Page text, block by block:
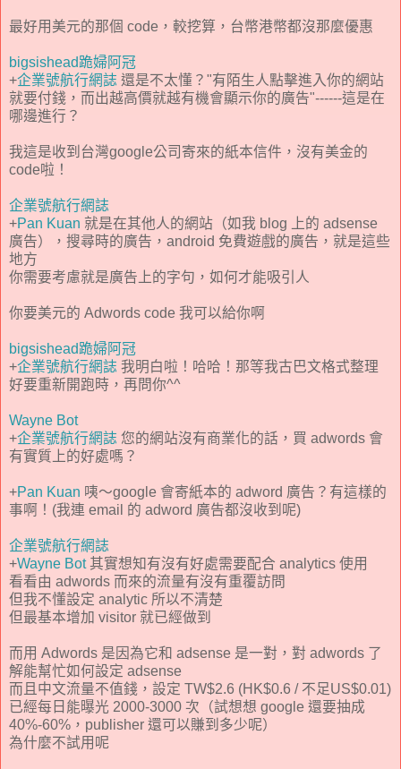
最好用美元的那個 code，較挖算，台幣港幣都沒那麼優惠
bigsishead跪婦阿冠
+企業號航行網誌 還是不太懂？"有陌生人點擊進入你的網站
就要付錢，而出越高價就越有機會顯示你的廣告"------這是在
哪邊進行？
我這是收到台灣google公司寄來的紙本信件，沒有美金的
code啦！
企業號航行網誌
+Pan Kuan 就是在其他人的網站（如我 blog 上的 adsense
廣告），搜尋時的廣告，android 免費遊戲的廣告，就是這些
地方
你需要考慮就是廣告上的字句，如何才能吸引人
你要美元的 Adwords code 我可以給你啊
bigsishead跪婦阿冠
+企業號航行網誌 我明白啦！哈哈！那等我古巴文格式整理
好要重新開跑時，再問你^^
Wayne Bot
+企業號航行網誌 您的網站沒有商業化的話，買 adwords 會
有實質上的好處嗎？
+Pan Kuan 咦～google 會寄紙本的 adword 廣告？有這樣的
事啊！(我連 email 的 adword 廣告都沒收到呢)
企業號航行網誌
+Wayne Bot其實想知有沒有好處需要配合 analytics 使用
看看由 adwords 而來的流量有沒有重覆訪問
但我不懂設定 analytic 所以不清楚
但最基本增加 visitor 就已經做到
而用 Adwords 是因為它和 adsense 是一對，對 adwords 了
解能幫忙如何設定 adsense
而且中文流量不值錢，設定 TW$2.6 (HK$0.6 / 不足US$0.01)
已經每日能曝光 2000-3000 次（試想想 google 還要抽成
40%-60%，publisher 還可以賺到多少呢）
為什麼不試用呢